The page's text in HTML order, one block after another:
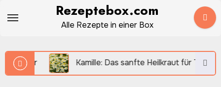
Inhalt
Rezeptebox.com
Alle Rezepte in einer Box
Kamille: Das sanfte Heilkraut für Tee, Küche